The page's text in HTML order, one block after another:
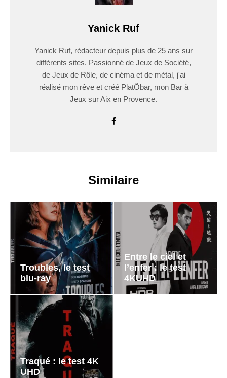
Yanick Ruf
Yanick Ruf, rédacteur depuis plus de 25 ans sur
différents sites. Passionné de Jeux de Société,
de Jeux de Rôle, de cinéma et de métal, j'ai
réalisé mon rêve et créé PlatÔbar, mon Bar à
Jeux sur Aix en Provence.
Similaire
Troubles, le test
blu-ray
Entre le ciel et
l’enfer : le test
4KUHD
Traqué : le test 4K
UHD